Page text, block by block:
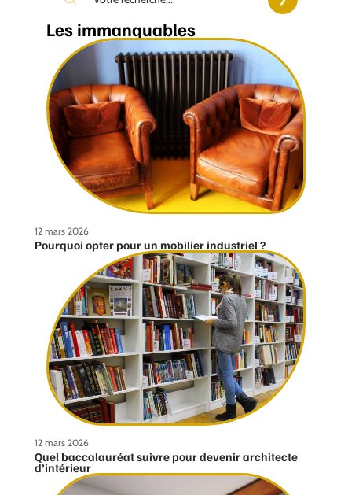
Les immanquables
12 mars 2026
Pourquoi opter pour un mobilier industriel ?
12 mars 2026
Quel baccalauréat suivre pour devenir architecte
d’intérieur